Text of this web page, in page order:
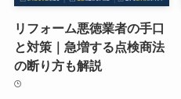
リフォーム悪徳業者の手口
と対策｜急増する点検商法
の断り方も解説